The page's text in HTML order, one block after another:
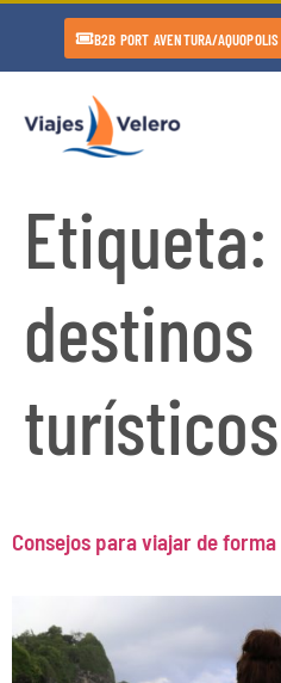
B2B PORT AVENTURA/AQUOPOLIS
Etiqueta:
destinos
turísticos
Consejos para viajar de